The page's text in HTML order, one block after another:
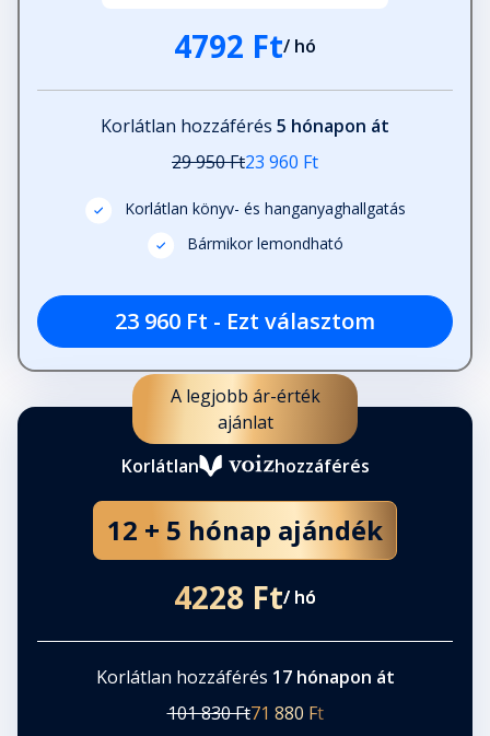
4792 Ft/ hó
Korlátlan hozzáférés 5 hónapon át
29 950 Ft23 960 Ft
Korlátlan könyv- és hanganyaghallgatás
Bármikor lemondható
23 960 Ft - Ezt választom
A legjobb ár-érték
ajánlat
Korlátlan
hozzáférés
12 + 5 hónap ajándék
4228 Ft/ hó
Korlátlan hozzáférés 17 hónapon át
101 830 Ft71 880 Ft